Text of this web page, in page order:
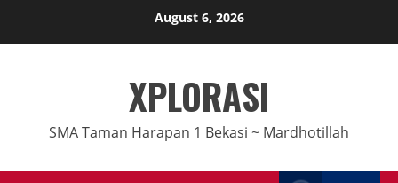
August 6, 2026
XPLORASI
SMA Taman Harapan 1 Bekasi ~ Mardhotillah